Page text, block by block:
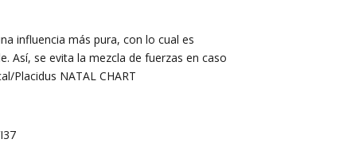
influencia más pura, con lo cual es
Así, se evita la mezcla de fuerzas en caso
Placidus NATAL CHART